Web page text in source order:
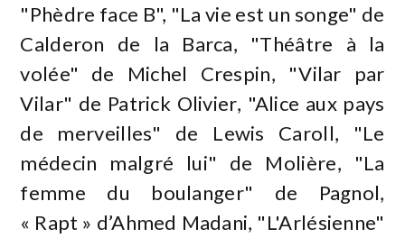
"Phèdre face B", "La vie est un songe" de
Calderon de la Barca, "Théâtre à la
volée" de Michel Crespin, "Vilar par
Vilar" de Patrick Olivier, "Alice aux pays
de merveilles" de Lewis Caroll, "Le
médecin malgré lui" de Molière, "La
femme du boulanger" de Pagnol,
« Rapt » d’Ahmed Madani, "L'Arlésienne"